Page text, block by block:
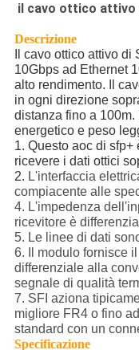
il cavo ottico attivo
Descrizione
Il cavo ottico attivo
10Gbps ad Ethernet
alto rendimento. Il
in ogni direzione
distanza fino a
energetico e peso
1. Questo aoc di sfp+
ricevere i dati ottici
2. L'interfaccia
compiacente alle
4. L'impedenza
ricevitore è
5. Le linee di dati
6. Il modulo fornisce
differenziale alla
segnale di qualità
7. SFI aziona
migliore FR4 o fino
standard con un
Specificazione